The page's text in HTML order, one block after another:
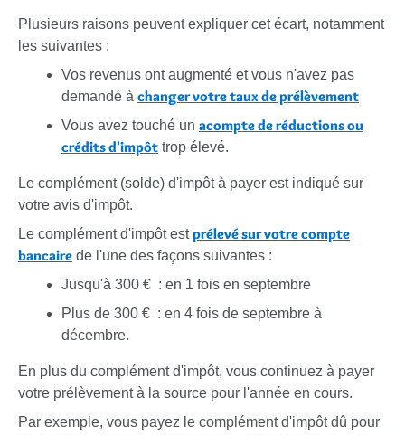
Plusieurs raisons peuvent expliquer cet écart, notamment
les suivantes :
Vos revenus ont augmenté et vous n'avez pas
demandé à changer votre taux de prélèvement
Vous avez touché un acompte de réductions ou
crédits d'impôt trop élevé.
Le complément (solde) d'impôt à payer est indiqué sur
votre avis d'impôt.
Le complément d'impôt est prélevé sur votre compte
bancaire de l'une des façons suivantes :
Jusqu'à 300 € : en 1 fois en septembre
Plus de 300 € : en 4 fois de septembre à
décembre.
En plus du complément d'impôt, vous continuez à payer
votre prélèvement à la source pour l'année en cours.
Par exemple, vous payez le complément d'impôt dû pour